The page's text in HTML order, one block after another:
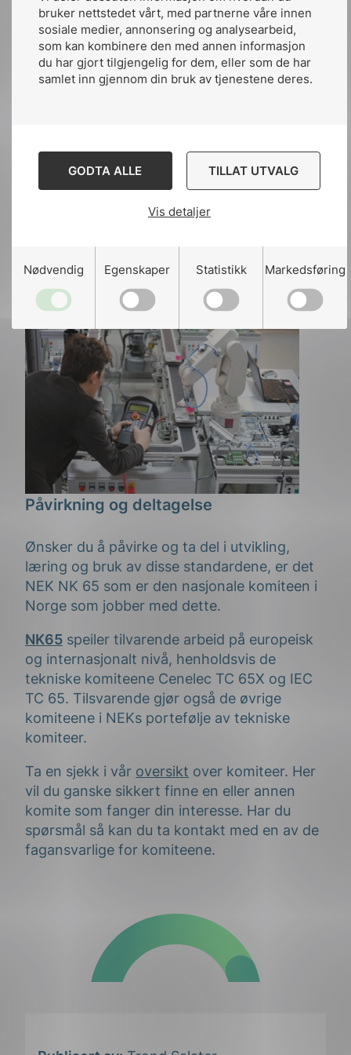
bruker nettstedet vårt, med partnerne våre innen
sosiale medier, annonsering og analysearbeid,
som kan kombinere den med annen informasjon
du har gjort tilgjengelig for dem, eller som de har
samlet inn gjennom din bruk av tjenestene deres.
GODTA ALLE TILLAT UTVALG
Vis detaljer
Nødvendig Egenskaper Statistikk Markedsføring
automation and control systems
ISO/IEC 20922 Message Queuing
Telemetry Transport (MQTT)
ISO/IEC TR 5469:2024 Artificial
Her kunne man listet opp mange flere
standarder. Sentralt for effektiviteten til
industrielle produksjonssystemer, enten det
er i små og mellomstore bedrifter (SMB) eller
standardens sentrale rolle. Standardene er
avgjørende for verdikjeden og for en sikker
og pålitelig produksjonsprosess.
Påvirkning og deltagelse
Ønsker du å påvirke og ta del i utvikling,
læring og bruk av disse standardene, er det
NEK NK 65 som er den nasjonale komiteen i
Norge som jobber med dette.
NK65 speiler tilvarende arbeid på europeisk
og internasjonalt nivå, henholdsvis de
tekniske komiteene Cenelec TC 65X og IEC
TC 65. Tilsvarende gjør også de øvrige
komiteene i NEKs portefølje av tekniske
komiteer.
Ta en sjekk i vår oversikt over komiteer. Her
vil du ganske sikkert finne en eller annen
komite som fanger din interesse. Har du
spørsmål så kan du ta kontakt med en av de
fagansvarlige for komiteene.